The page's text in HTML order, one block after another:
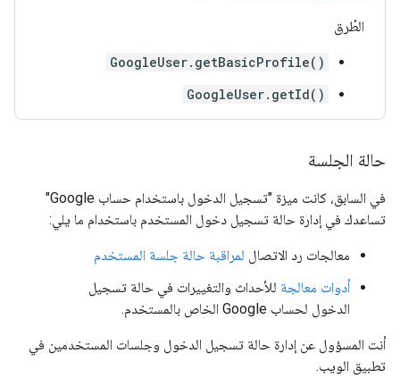
الطُرق
GoogleUser.getBasicProfile()
GoogleUser.getId()
حالة الجلسة
في السابق، كانت ميزة "تسجيل الدخول باستخدام حساب Google"
تساعدك في إدارة حالة تسجيل دخول المستخدم باستخدام ما يلي:
معالجات رد الاتصال لمراقبة حالة جلسة المستخدم
أدوات معالجة للأحداث والتغييرات في حالة تسجيل
الدخول لحساب Google الخاص بالمستخدم.
أنت المسؤول عن إدارة حالة تسجيل الدخول وجلسات المستخدمين في
تطبيق الويب.